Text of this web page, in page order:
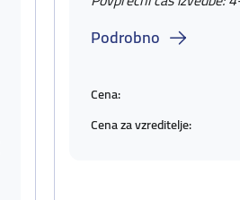
Podrobno
Cena:
Cena za vzreditelje: